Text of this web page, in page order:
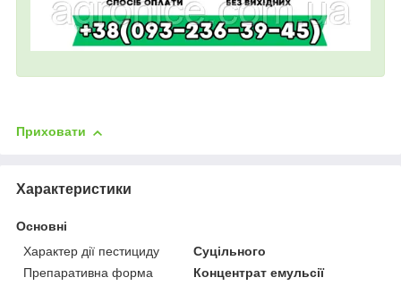
Приховати
Характеристики
Основні
Характер дії пестициду
Суцільного
Препаративна форма
Концентрат емульсії